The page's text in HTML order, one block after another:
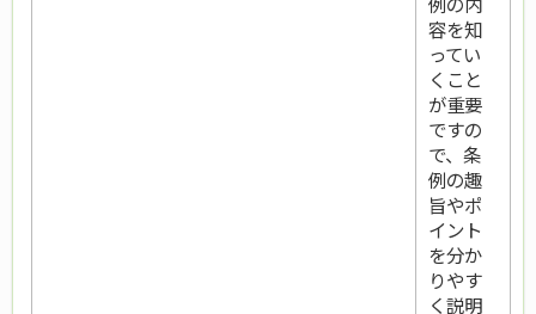
容を知
ってい
くこと
が重要
ですの
で、条
例の趣
旨やポ
イント
を分か
りやす
く説明